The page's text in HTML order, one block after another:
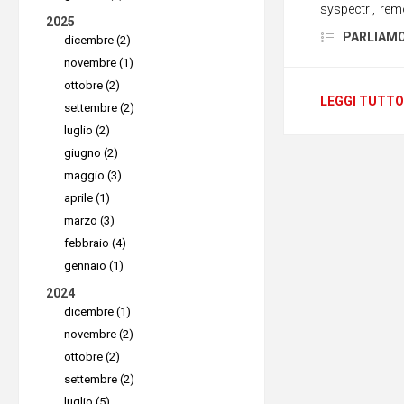
Siete in
in treno
che il
syspectr
LEGGI TUTTO
2025
dicembre (2)
novembre (1)
ottobre (2)
settembre (2)
luglio (2)
giugno (2)
maggio (3)
aprile (1)
marzo (3)
febbraio (4)
gennaio (1)
2024
dicembre (1)
novembre (2)
ottobre (2)
settembre (2)